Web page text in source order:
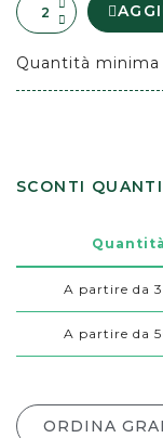
Quantità
SCONTI
Quantità
A partire da
A partire da
ORDINA